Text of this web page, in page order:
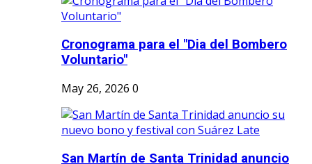
Cronograma para el "Dia del Bombero
Voluntario"
May 26, 2026 0
San Martín de Santa Trinidad anuncio